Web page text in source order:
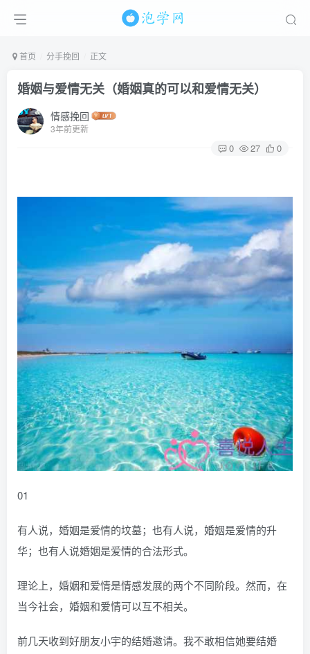
首页 分手挽回 正文
婚姻与爱情无关（婚姻真的可以和爱情无关）
情感挽回
3年前更新
0 27 0
01
有人说，婚姻是爱情的坟墓；也有人说，婚姻是爱情的升
华；也有人说婚姻是爱情的合法形式。
理论上，婚姻和爱情是情感发展的两个不同阶段。然而，在
当今社会，婚姻和爱情可以互不相关。
前几天收到好朋友小宇的结婚邀请。我不敢相信她要结婚